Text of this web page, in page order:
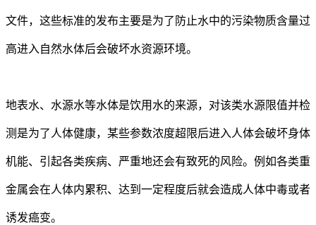
文件，这些标准的发布主要是为了防止水中的污染物质含量过
高进入自然水体后会破坏水资源环境。
地表水、水源水等水体是饮用水的来源，对该类水源限值并检
测是为了人体健康，某些参数浓度超限后进入人体会破坏身体
机能、引起各类疾病、严重地还会有致死的风险。例如各类重
金属会在人体内累积、达到一定程度后就会造成人体中毒或者
诱发癌变。